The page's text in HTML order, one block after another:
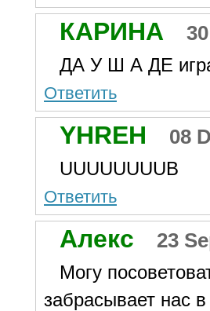
КАРИНА
ДА У Ш А ДЕ
Ответить
YHREH 08
UUUUUUUUB
Ответить
Алекс 23
Могу
забрасывает нас